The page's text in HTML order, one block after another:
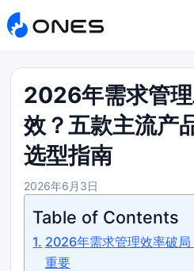
2026年需求管
效？五款主流产
选型指南
2026年6月3日
Table of Contents
2026年需求管理效率破
重要